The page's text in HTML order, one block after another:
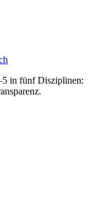
in fünf Disziplinen: